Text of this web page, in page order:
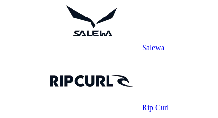
Salewa
Rip Curl